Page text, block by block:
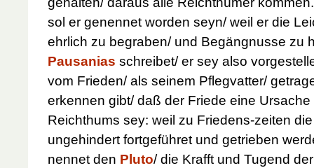
sol er genennet worden seyn/ weil er die
ehrlich zu begraben/ und Begängnusse zu
Pausanias schreibet/ er sey also
vom Frieden/ als seinem Pflegvatter/
erkennen gibt/ daß der Friede eine
Reichthums sey: weil zu Friedens-zeiten
ungehindert fortgeführet und getrieben
nennet den Pluto/ die Krafft und Tugend